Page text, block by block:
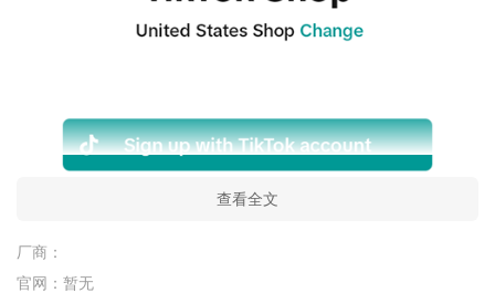
查看全文
厂商：
官网： 暂无